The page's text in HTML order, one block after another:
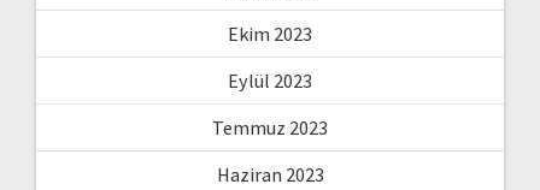
Ekim 2023
Eylül 2023
Temmuz 2023
Haziran 2023